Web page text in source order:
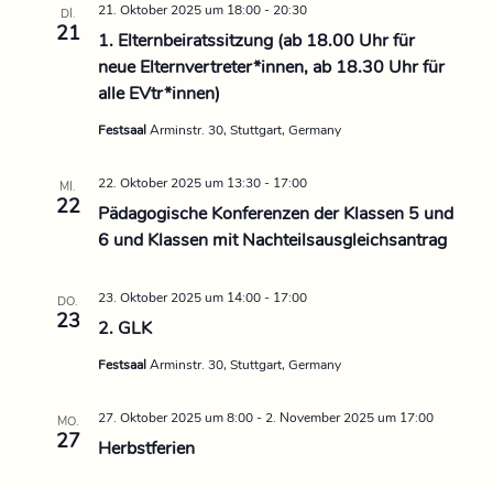
d
s
t
i
i
DI.
21
1. Elternbeiratssitzung (ab 18.00 Uhr für
neue Elternvertreter*innen, ab 18.30 Uhr für
alle EVtr*innen)
21. Oktober 2025 um 18:00-20:30
FestsaalArminstr. 30, Stuttgart, Germany
MI.
22
Pädagogische Konferenzen der Klassen 5 und
6 und Klassen mit Nachteilsausgleichsantrag
22. Oktober 2025 um 13:30- 17:00
DO.
23 2. GLK
23. Oktober 2025 um 14:00- 17:00
FestsaalArminstr. 30, Stuttgart, Germany
MO.
27 Herbstferien
27. Oktober 2025 um 8:00-2. November 2025 um 17:00